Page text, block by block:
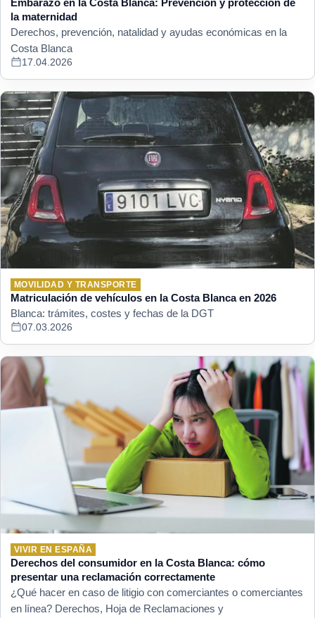
Embarazo en la Costa Blanca: Prevención y protección de
la maternidad
Derechos, prevención, natalidad y ayudas económicas en la
Costa Blanca
17.04.2026
MOVILIDAD Y TRANSPORTE
Matriculación de vehículos en la Costa Blanca en 2026
Blanca: trámites, costes y fechas de la DGT
07.03.2026
VIVIR EN ESPAÑA
Derechos del consumidor en la Costa Blanca: cómo
presentar una reclamación correctamente
¿Qué hacer en caso de litigio con comerciantes o comerciantes
en línea? Derechos, Hoja de Reclamaciones y